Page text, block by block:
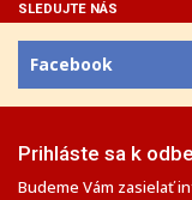
SLEDUJTE NÁS
Facebook
Prihláste sa k
Budeme Vám zasielať